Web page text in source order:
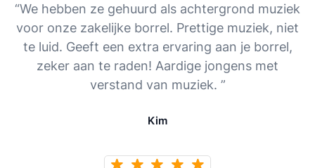
“We hebben ze gehuurd als achtergrond muziek
voor onze zakelijke borrel. Prettige muziek, niet
te luid. Geeft een extra ervaring aan je borrel,
zeker aan te raden! Aardige jongens met
verstand van muziek. ”
Kim